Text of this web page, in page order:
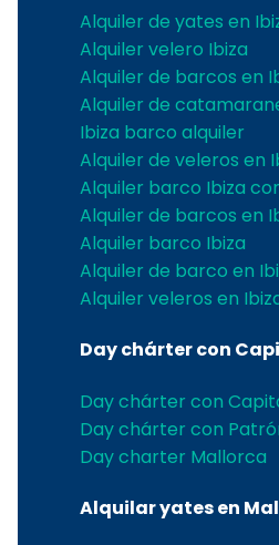
Alquiler de yates en
Alquiler velero Ibiza
Alquiler de barcos en
Alquiler de
Ibiza barco alquiler
Alquiler de veleros en
Alquiler barco Ibiza
Alquiler de barcos en
Alquiler barco Ibiza
Alquiler de barco en
Alquiler veleros en
Day chárter con
Day chárter con
Day chárter con
Day charter Mallorca
Alquilar yates en